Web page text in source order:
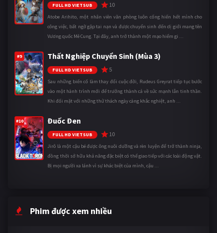
FULL HD VIETSUB 10
Atobe Arihito, một nhân viên văn phòng luôn cống hiến hết mình cho
công việc, bất ngờ gặp tai nạn và được chuyển sinh đến dị giới mang tên
Vương quốc Mê Cung. Tại đây, anh trở thành một mạo hiểm gi ...
#9 Thất Nghiệp Chuyển Sinh (Mùa 3)
FULL HD VIETSUB 5
Sau những biến cố làm thay đổi cuộc đời, Rudeus Greyrat tiếp tục bước
vào một hành trình mới để trưởng thành cả về sức mạnh lẫn tinh thần.
Khi đối mặt với những thử thách ngày càng khắc nghiệt, anh ...
#10 Đuốc Đen
FULL HD VIETSUB 10
Jirô là một cậu bé được ông nuôi dưỡng và rèn luyện để trở thành ninja,
đồng thời sở hữu khả năng đặc biệt có thể giao tiếp với các loài động vật.
Bị mọi người xa lánh vì sự khác biệt của mình, cậu ...
Phim được xem nhiều